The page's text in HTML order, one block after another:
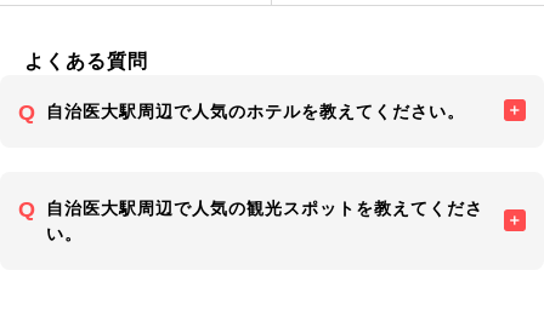
よくある質問
自治医大駅周辺で人気のホテルを教えてください。
自治医大駅周辺で人気の観光スポットを教えてくださ
い。